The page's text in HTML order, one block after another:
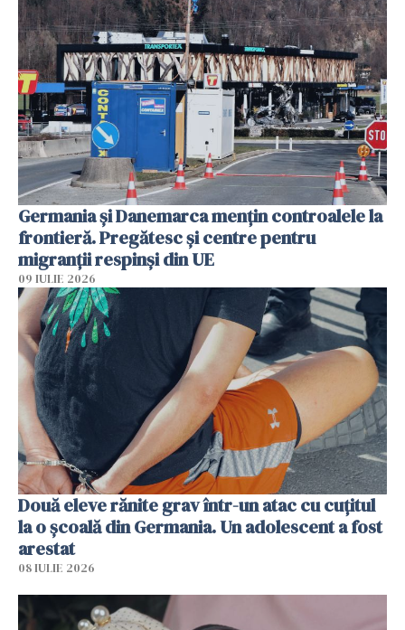
Germania și Danemarca mențin controalele la
frontieră. Pregătesc și centre pentru
migranții respinși din UE
09 IULIE 2026
Două eleve rănite grav într-un atac cu cuțitul
la o școală din Germania. Un adolescent a fost
arestat
08 IULIE 2026